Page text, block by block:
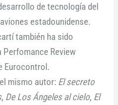
de tecnología del
estadounidense.
también ha sido
Perfomance Review
Eurocontrol.
mismo autor: El secreto
, De Los Ángeles al cielo, El